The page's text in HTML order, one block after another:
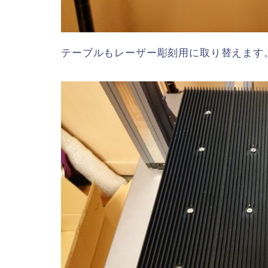
テーブルもレーザー彫刻用に取り替えます